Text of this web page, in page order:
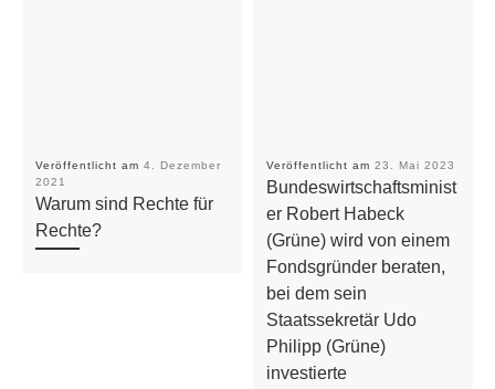
Veröffentlicht am 4. Dezember
2021
Warum sind Rechte für
Rechte?
Veröffentlicht am 23. Mai 2023
Bundeswirtschaftsminist
er Robert Habeck
(Grüne) wird von einem
Fondsgründer beraten,
bei dem sein
Staatssekretär Udo
Philipp (Grüne)
investierte